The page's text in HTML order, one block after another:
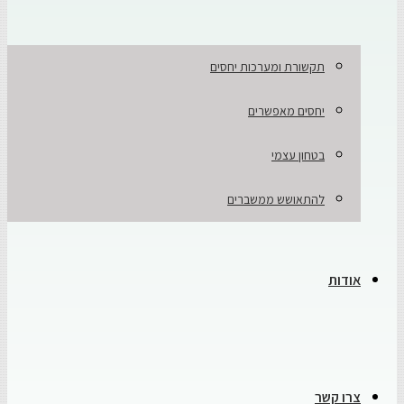
תקשורת ומערכות יחסים
יחסים מאפשרים
בטחון עצמי
להתאושש ממשברים
אודות
צרו קשר